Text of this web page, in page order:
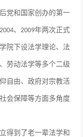
党和国家创办的第一
2004、 2009年两次正式
院下设法学理论、法
劳动法学等多个二级
自由、政府对宗教活
会保障等方面多角度
到了老一辈法学和